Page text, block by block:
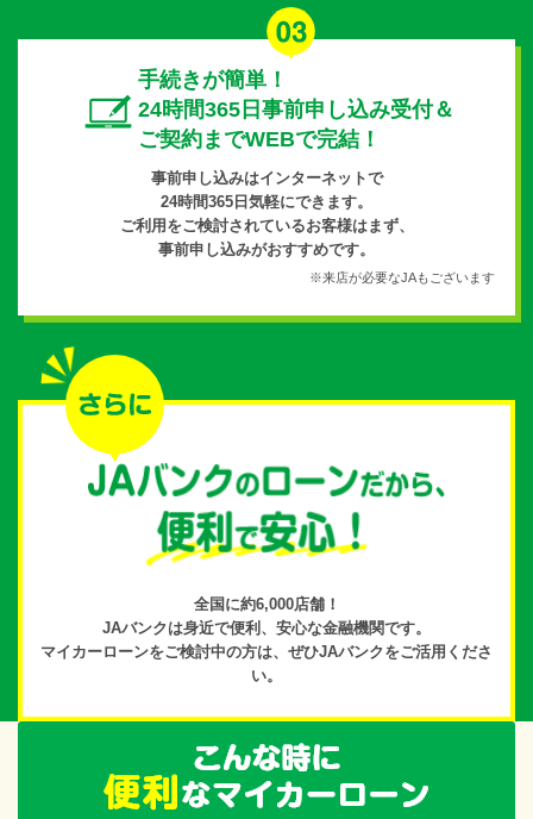
手続きが簡単！
24時間365日事前申し込み受付＆
ご契約までWEBで完結！
事前申し込みはインターネットで
24時間365日気軽にできます。
ご利用をご検討されているお客様はまず、
事前申し込みがおすすめです。
※来店が必要なJAもございます
全国に約6,000店舗！
JAバンクは身近で便利、 安心な金融機関です。
マイカーローンをご検討中の方は、 ぜひJAバンクをご活用くださ
い。